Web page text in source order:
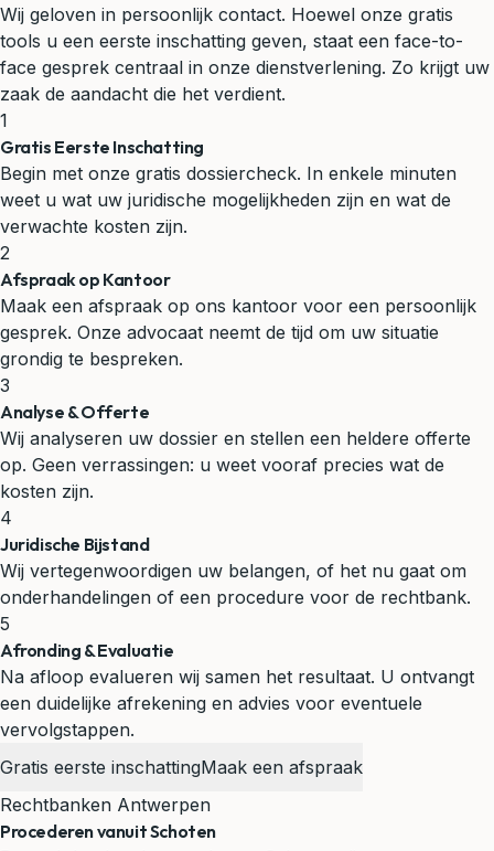
Wij geloven in persoonlijk contact. Hoewel onze gratis
tools u een eerste inschatting geven, staat een face-to-
face gesprek centraal in onze dienstverlening. Zo krijgt uw
zaak de aandacht die het verdient.
1
Gratis Eerste Inschatting
Begin met onze gratis dossiercheck. In enkele minuten
weet u wat uw juridische mogelijkheden zijn en wat de
verwachte kosten zijn.
2
Afspraak op Kantoor
Maak een afspraak op ons kantoor voor een persoonlijk
gesprek. Onze advocaat neemt de tijd om uw situatie
grondig te bespreken.
3
Analyse & Offerte
Wij analyseren uw dossier en stellen een heldere offerte
op. Geen verrassingen: u weet vooraf precies wat de
kosten zijn.
4
Juridische Bijstand
Wij vertegenwoordigen uw belangen, of het nu gaat om
onderhandelingen of een procedure voor de rechtbank.
5
Afronding & Evaluatie
Na afloop evalueren wij samen het resultaat. U ontvangt
een duidelijke afrekening en advies voor eventuele
vervolgstappen.
Gratis eerste inschattingMaak een afspraak
Rechtbanken Antwerpen
Procederen vanuit Schoten